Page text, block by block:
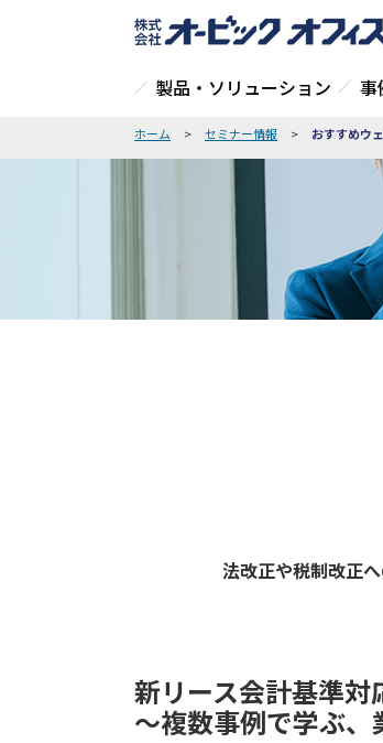
製品・ソリューション 事
ホーム > セミナー情報 > おすすめウ
法改正や税制改正
新リース会計基準対
～複数事例で学ぶ